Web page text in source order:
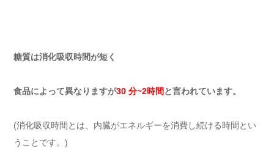
糖質は消化吸収時間が短く
食品によって異なりますが30 分~2時間 と言われています。
(消化吸収時間とは、内臓がエネルギーを消費し続ける時間とい
うことです。)